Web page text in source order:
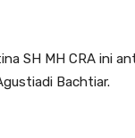
SH MH CRA ini
Bachtiar.